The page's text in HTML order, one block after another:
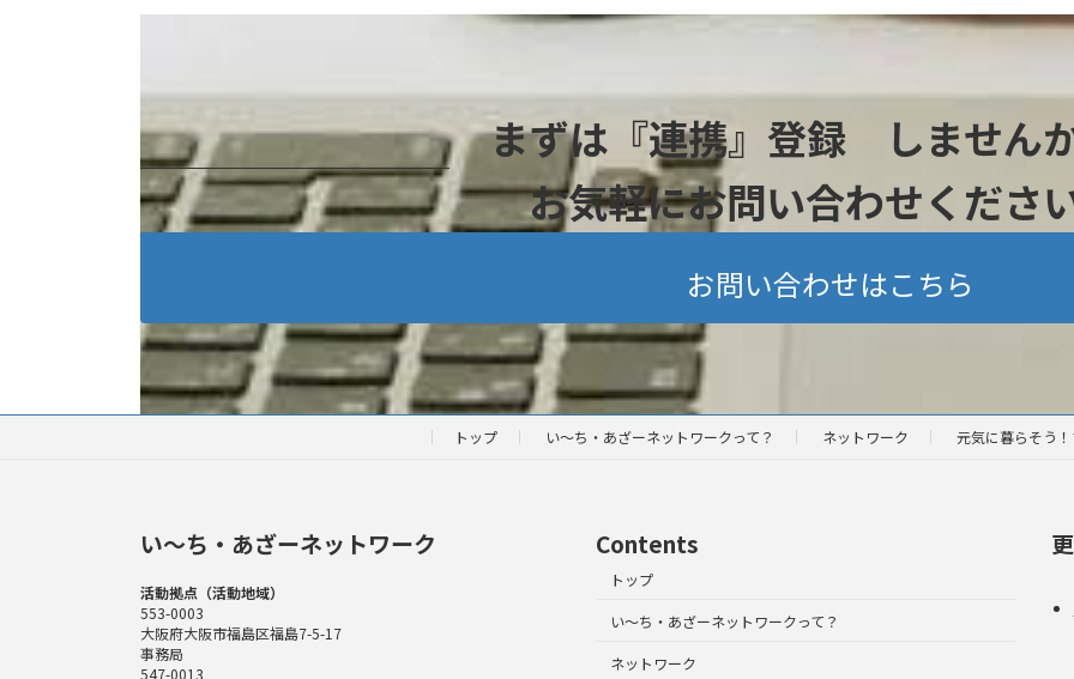
まずは『連携』登録 しません
お気軽にお問い合わせくださ
お問い合わせはこちら
トップ い～ち・あざーネットワークって？ ネットワーク 元気に暮らそう
い〜ち・あざーネットワーク
活動拠点（活動地域）
553-0003
大阪府大阪市福島区福島7-5-17
事務局
547-0013
Contents
トップ
い～ち・あざーネットワークって？
ネットワーク